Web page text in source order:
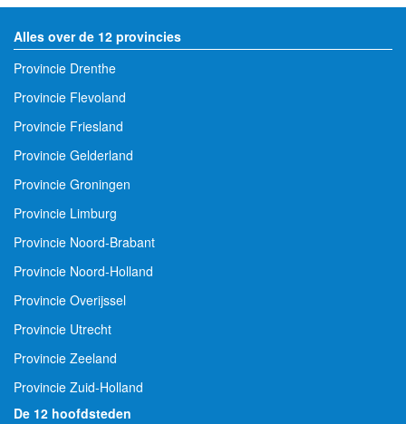
Alles over de 12 provincies
Provincie Drenthe
Provincie Flevoland
Provincie Friesland
Provincie Gelderland
Provincie Groningen
Provincie Limburg
Provincie Noord-Brabant
Provincie Noord-Holland
Provincie Overijssel
Provincie Utrecht
Provincie Zeeland
Provincie Zuid-Holland
De 12 hoofdsteden